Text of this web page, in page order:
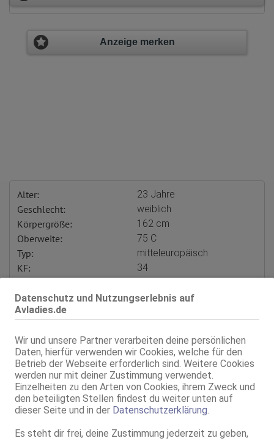
Datenschutz und Nutzungserlebnis auf
Avladies.de
Wir und unsere Partner verarbeiten deine persönlichen
Daten, hierfür verwenden wir Cookies, welche für den
Betrieb der Webseite erforderlich sind. Weitere Cookies
werden nur mit deiner Zustimmung verwendet.
Einzelheiten zu den Arten von Cookies, ihrem Zweck und
den beteiligten Stellen findest du weiter unten auf
dieser Seite und in der Datenschutzerklärung
Es steht dir frei, deine Zustimmung jederzeit zu geben,
Anzeige merken
Alter: 23 Jahre
Geschlecht: weiblich
Körpergröße: 162 cm
Oberweite: 75 C
Typ: mitteleuropäisch
KF: 34
Haare: schwarz, rückenlang, glatt
Augen:
Körperschmuck: Tattoos
Sprachen: Englisch
Verkehr:
AV
GV
Franz.
Franz. bei Ihr
Franz. beidseitig
D**p Thr**t